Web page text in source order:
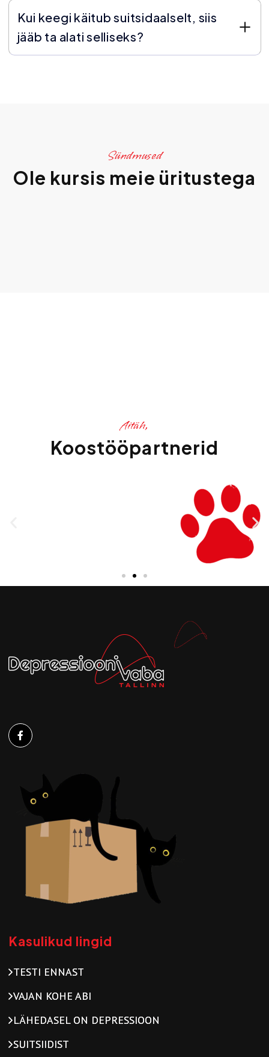
Kui keegi käitub suitsidaalselt, siis
jääb ta alati selliseks?
Sündmused
Ole kursis meie üritustega
Aitäh,
Koostööpartnerid
Kasulikud lingid
TESTI ENNAST
VAJAN KOHE ABI
LÄHEDASEL ON DEPRESSIOON
SUITSIIDIST